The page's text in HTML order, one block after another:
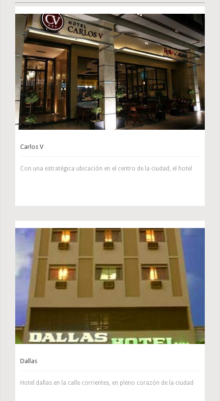
Carlos V
Con una estratégica ubicación en el centro de la ciudad, el hotel
Dallas
Hotel dallas en la calle corrientes, en pleno corazón de la ciudad